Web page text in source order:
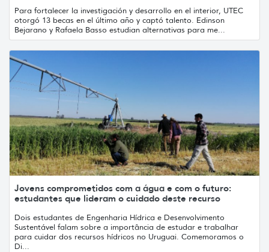
Para fortalecer la investigación y desarrollo en el interior, UTEC
otorgó 13 becas en el último año y captó talento. Edinson
Bejarano y Rafaela Basso estudian alternativas para me...
Jovens comprometidos com a água e com o futuro:
estudantes que lideram o cuidado deste recurso
Dois estudantes de Engenharia Hídrica e Desenvolvimento
Sustentável falam sobre a importância de estudar e trabalhar
para cuidar dos recursos hídricos no Uruguai. Comemoramos o
Di...